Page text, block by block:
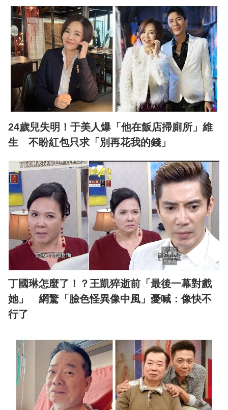
24歲兒失明！于美人爆「他在飯店掃廁所」維
生 不盼紅包只求「別再花我的錢」
丁國琳怎麼了！？王凱猝逝前「最後一幕對戲
她」 網驚「臉色怪異像中風」憂喊：像快不
行了